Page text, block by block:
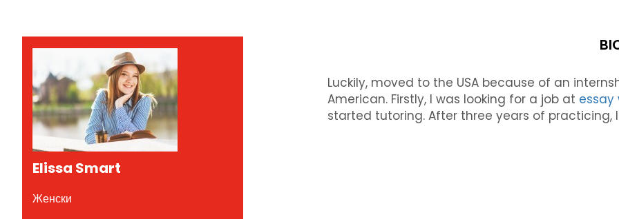
Elissa Smart
Женски
Luckily, moved to the USA because of an
American. Firstly, I was looking for a job at essay
started tutoring. After three years of